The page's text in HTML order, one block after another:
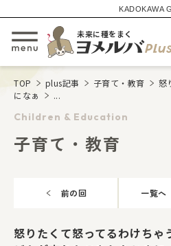
KADOKAWA
メニューを開閉する
未来に種をまく
TOP plus記事 子育て・教育
怒
になぁ
...
Children & Education
子育て・教育
前の回 一覧へ
怒りたくて怒ってるわけち